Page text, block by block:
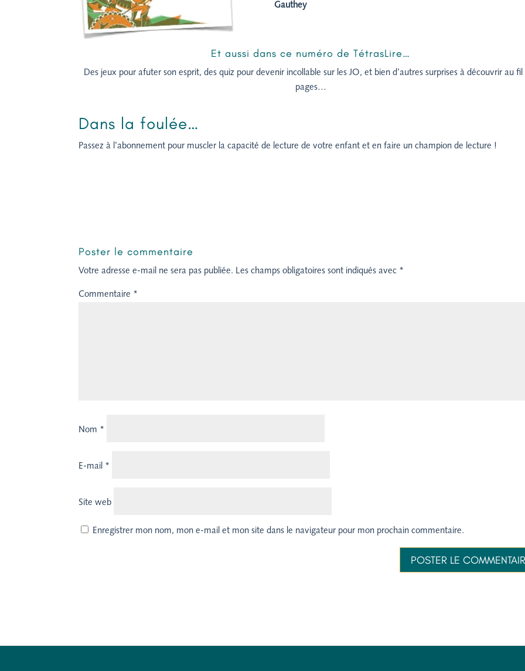
Gauthey
Et aussi dans ce numéro de TétrasLire…
Des jeux pour afuter son esprit, des quiz pour devenir incollable sur les JO, et bien d’autres surprises à découvrir au fil
pages…
Dans la foulée…
Passez à l’abonnement pour muscler la capacité de lecture de votre enfant et en faire un champion de lecture !
Poster le commentaire
Votre adresse e-mail ne sera pas publiée. Les champs obligatoires sont indiqués avec *
Commentaire *
Nom *
E-mail *
Site web
Enregistrer mon nom, mon e-mail et mon site dans le navigateur pour mon prochain commentaire.